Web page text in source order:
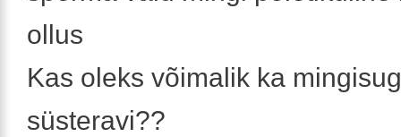
ollus
Kas oleks võimalik ka
süsteravi??